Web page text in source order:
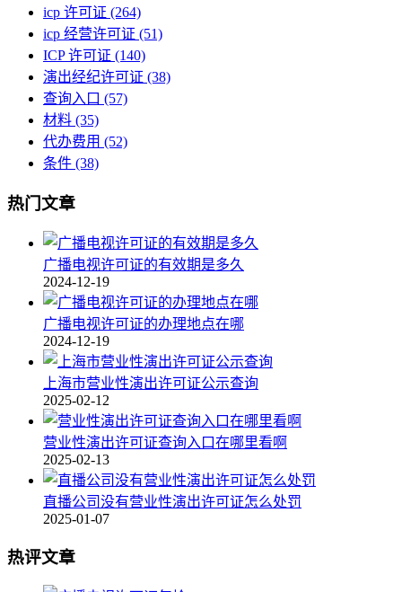
icp 许可证 (264)
icp 经营许可证 (51)
ICP 许可证 (140)
演出经纪许可证 (38)
查询入口 (57)
材料 (35)
代办费用 (52)
条件 (38)
热门文章
广播电视许可证的有效期是多久
2024-12-19
广播电视许可证的办理地点在哪
2024-12-19
上海市营业性演出许可证公示查询
2025-02-12
营业性演出许可证查询入口在哪里看啊
2025-02-13
直播公司没有营业性演出许可证怎么处罚
2025-01-07
热评文章